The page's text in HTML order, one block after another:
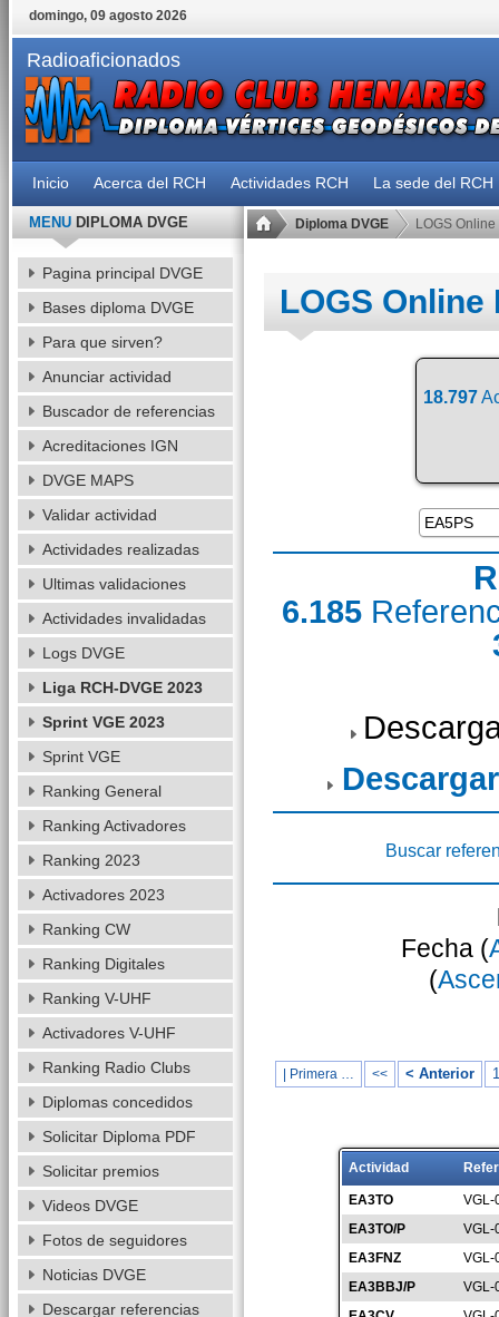
domingo, 09 agosto 2026
Radioaficionados
Inicio Acerca del RCH Actividades RCH La sede del RCH
Diploma DVGE LOGS Online
LOGS Online
18.797
6.185
Buscar
Fecha (
(
| Primera … << < Anterior
Actividad
EA3TO
VGL-
EA3TO/P
VGL-
EA3FNZ
VGL-
EA3BBJ/P
VGL-
MENUDIPLOMA DVGE
Pagina principal DVGE
Bases diploma DVGE
Para que sirven?
Anunciar actividad
Buscador de referencias
Acreditaciones IGN
DVGE MAPS
Validar actividad
Actividades realizadas
Ultimas validaciones
Actividades invalidadas
Logs DVGE
Liga RCH-DVGE 2023
Sprint VGE 2023
Sprint VGE
Ranking General
Ranking Activadores
Ranking 2023
Activadores 2023
Ranking CW
Ranking Digitales
Ranking V-UHF
Activadores V-UHF
Ranking Radio Clubs
Diplomas concedidos
Solicitar Diploma PDF
Solicitar premios
Videos DVGE
Fotos de seguidores
Noticias DVGE
Descargar referencias